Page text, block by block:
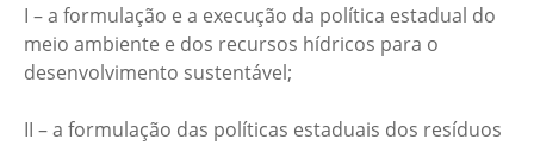
I – a formulação e a execução da política estadual do
meio ambiente e dos recursos hídricos para o
desenvolvimento sustentável;
II – a formulação das políticas estaduais dos resíduos